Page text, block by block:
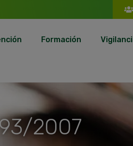
Formación
2007